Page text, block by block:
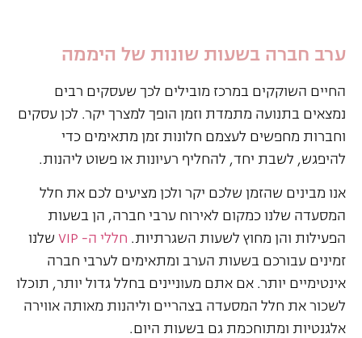
ערב חברה בשעות שונות של היממה
החיים השוקקים במרכז מובילים לכך שעסקים רבים
נמצאים בתנועה מתמדת וזמן הופך למצרך יקר. לכן עסקים
וחברות מחפשים לעצמם חלונות זמן מתאימים כדי
להיפגש, לשבת יחד, להחליף רעיונות או פשוט ליהנות.
אנו מבינים שהזמן שלכם יקר ולכן מציעים לכם את חלל
המסעדה שלנו כמקום לאירוח ערבי חברה, הן בשעות
הפעילות והן מחוץ לשעות השגרתיות. חללי ה- VIP
שלנו
זמינים עבורכם בשעות הערב ומתאימים לערבי חברה
אינטימיים יותר. אם אתם מעוניינים בחלל גדול יותר, תוכלו
לשכור את חלל המסעדה בצהריים וליהנות מאותה אווירה
אלגנטיות ומתוחכמת גם בשעות היום.